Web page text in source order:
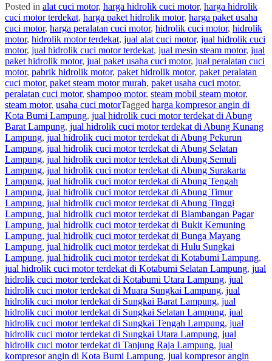
Posted in alat cuci motor, harga hidrolik cuci motor, harga hidrolik
cuci motor terdekat, harga paket hidrolik motor, harga paket usaha
cuci motor, harga peralatan cuci motor, hidrolik cuci motor, hidrolik
motor, hidrolik motor terdekat, jual alat cuci motor, jual hidrolik cuci
motor, jual hidrolik cuci motor terdekat, jual mesin steam motor, jual
paket hidrolik motor, jual paket usaha cuci motor, jual peralatan cuci
motor, pabrik hidrolik motor, paket hidrolik motor, paket peralatan
cuci motor, paket steam motor murah, paket usaha cuci motor,
peralatan cuci motor, shampoo motor, steam mobil steam motor,
steam motor, usaha cuci motorTagged harga kompresor angin di
Kota Bumi Lampung, jual hidrolik cuci motor terdekat di Abung
Barat Lampung, jual hidrolik cuci motor terdekat di Abung Kunang
Lampung, jual hidrolik cuci motor terdekat di Abung Pekurun
Lampung, jual hidrolik cuci motor terdekat di Abung Selatan
Lampung, jual hidrolik cuci motor terdekat di Abung Semuli
Lampung, jual hidrolik cuci motor terdekat di Abung Surakarta
Lampung, jual hidrolik cuci motor terdekat di Abung Tengah
Lampung, jual hidrolik cuci motor terdekat di Abung Timur
Lampung, jual hidrolik cuci motor terdekat di Abung Tinggi
Lampung, jual hidrolik cuci motor terdekat di Blambangan Pagar
Lampung, jual hidrolik cuci motor terdekat di Bukit Kemuning
Lampung, jual hidrolik cuci motor terdekat di Bunga Mayang
Lampung, jual hidrolik cuci motor terdekat di Hulu Sungkai
Lampung, jual hidrolik cuci motor terdekat di Kotabumi Lampung,
jual hidrolik cuci motor terdekat di Kotabumi Selatan Lampung, jual
hidrolik cuci motor terdekat di Kotabumi Utara Lampung, jual
hidrolik cuci motor terdekat di Muara Sungkai Lampung, jual
hidrolik cuci motor terdekat di Sungkai Barat Lampung, jual
hidrolik cuci motor terdekat di Sungkai Selatan Lampung, jual
hidrolik cuci motor terdekat di Sungkai Tengah Lampung, jual
hidrolik cuci motor terdekat di Sungkai Utara Lampung, jual
hidrolik cuci motor terdekat di Tanjung Raja Lampung, jual
kompresor angin di Kota Bumi Lampung, jual kompresor angin